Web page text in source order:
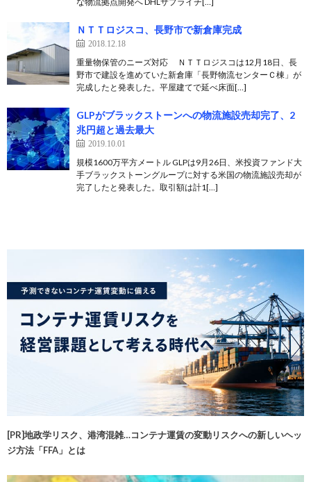
ＮＴＴロジスコ、長野市で新倉庫完成
2018.12.18
重量物保管のニーズ対応 ＮＴＴロジスコは12月18日、長
野市で建設を進めていた新倉庫「長野物流センターＣ棟」が
完成したと発表した。平屋建てで延べ床面[…]
GLPがブラックストーンへの物流施設売却完了、2
兆円超と過去最大
2019.10.01
規模1600万平方メートル GLPは9月26日、米投資ファンド大
手ブラックストーングループに対する米国の物流施設売却が
完了したと発表した。取引額は計1[…]
[PR]地政学リスク、港湾混雑…コンテナ運賃の変動リスクへの新しいヘッ
ジ方法「FFA」とは